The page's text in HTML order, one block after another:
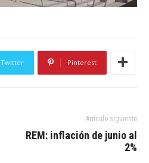
Twitter Pinterest
Artículo siguiente
REM: inflación de junio al
2%